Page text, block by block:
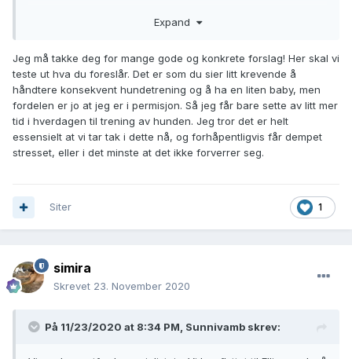
aktivisering. Lagotto er godt egnet til søk, og kan godt få
til både inne og ute. Godbiter i en flaske, i en håndduk som
brettes noen ganger, en (eller flere) leke som er gjemt på
stuen eller i huset, hagen osv. Eller mer tradisjonelle spor og
søksøvelser, såklart. Nok fysisk aktivitet er også viktig.
Lagottoen er vel såppas aktiv at de bør ha en del tur i løpet
av en uke. Løping eller sykling kanskje?
det lenge før hun går inn i blokkerings-modus. I de tilfellene
dere vet hun stresser seg opp, som du nevner over, kan
dere jobbe inn alternative adferder/fokus og bruke det.
en hundeseng, teppe e.l. Det kan brukes ved besøk, eller
når ungen begynner å bli mer mobil osv.
oppmerksomhet, og at en av dere sitter med henne på
Expand
Jeg må takke deg for mange gode og konkrete forslag! Her skal vi
teste ut hva du foreslår. Det er som du sier litt krevende å
håndtere konsekvent hundetrening og å ha en liten baby, men
fordelen er jo at jeg er i permisjon. Så jeg får bare sette av litt mer
tid i hverdagen til trening av hunden. Jeg tror det er helt
essensielt at vi tar tak i dette nå, og forhåpentligvis får dempet
stresset, eller i det minste at det ikke forverrer seg.
1
Siter
simira
Skrevet 23. November 2020
På 11/23/2020 at 8:34 PM, Sunnivamb skrev: